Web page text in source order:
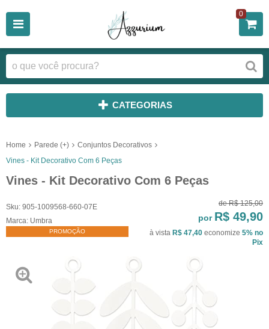
0
CATEGORIAS
Home Parede (+)
Conjuntos Decorativos
Vines - Kit Decorativo Com 6 Peças
Vines - Kit Decorativo Com 6 Peças
Sku: 905-1009568-660-07E
Marca: Umbra
PROMOÇÃO
de R$ 125,00
por R$ 49,90
à vista R$ 47,40 economize 5% no
Pix